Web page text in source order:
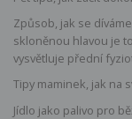
Způsob, jak se
skloněnou hlavou je
vysvětluje přední
Tipy maminek, jak na
Jídlo jako palivo pro